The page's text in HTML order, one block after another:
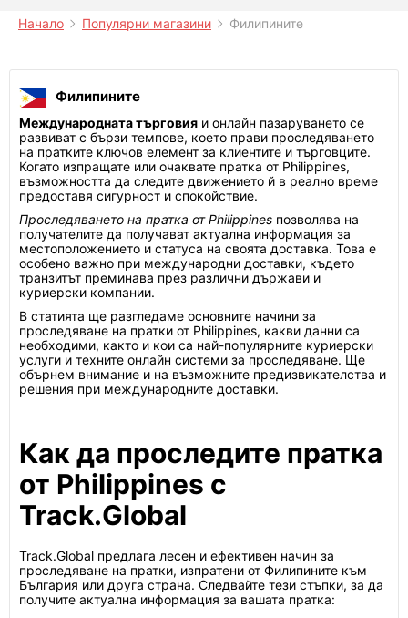
Начало Популярни магазини Филипините
Филипините
Международната търговия и онлайн пазаруването се
развиват с бързи темпове, което прави проследяването
на пратките ключов елемент за клиентите и търговците.
Когато изпращате или очаквате пратка от Philippines,
възможността да следите движението й в реално време
предоставя сигурност и спокойствие.
Проследяването на пратка от Philippines позволява на
получателите да получават актуална информация за
местоположението и статуса на своята доставка. Това е
особено важно при международни доставки, където
транзитът преминава през различни държави и
куриерски компании.
В статията ще разгледаме основните начини за
проследяване на пратки от Philippines, какви данни са
необходими, както и кои са най-популярните куриерски
услуги и техните онлайн системи за проследяване. Ще
обърнем внимание и на възможните предизвикателства и
решения при международните доставки.
Как да проследите пратка
от Philippines с
Track.Global
Track.Global предлага лесен и ефективен начин за
проследяване на пратки, изпратени от Филипините към
България или друга страна. Следвайте тези стъпки, за да
получите актуална информация за вашата пратка: